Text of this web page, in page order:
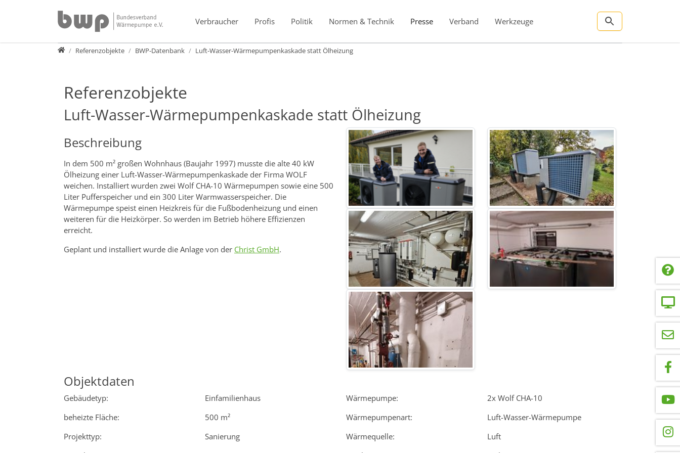
Verbraucher
Profis Politik Normen & Technik Presse Verband Werkzeuge
PresseReferenzobjekte BWP-Datenbank Luft-Wasser-Wärmepumpenkaskade statt Ölheizung
Referenzobjekte
Luft-Wasser-Wärmepumpenkaskade statt Ölheizung
Beschreibung
In dem 500 m² großen Wohnhaus (Baujahr 1997) musste die alte 40 kW
Ölheizung einer Luft-Wasser-Wärmepumpenkaskade der Firma WOLF
weichen. Installiert wurden zwei Wolf CHA-10 Wärmepumpen sowie eine 500
Liter Pufferspeicher und ein 300 Liter Warmwasserspeicher. Die
Wärmepumpe speist einen Heizkreis für die Fußbodenheizung und einen
weiteren für die Heizkörper. So werden im Betrieb höhere Effizienzen
erreicht.
Geplant und installiert wurde die Anlage von der Christ GmbH.
Objektdaten
Gebäudetyp:
Einfamilienhaus
beheizte Fläche:
500 m²
Projekttyp:
Sanierung
Wärmepumpe:
2x Wolf CHA-10
Wärmepumpenart:
Luft-Wasser-Wärmepumpe
Wärmequelle:
Luft